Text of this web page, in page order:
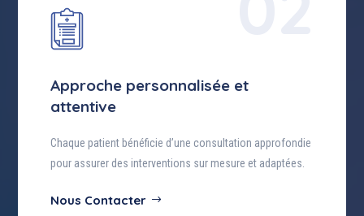
Approche personnalisée et
attentive
Chaque patient bénéficie d’une consultation approfondie
pour assurer des interventions sur mesure et adaptées.
Nous Contacter